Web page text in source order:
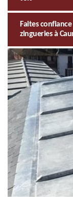
Faites
zingueries à